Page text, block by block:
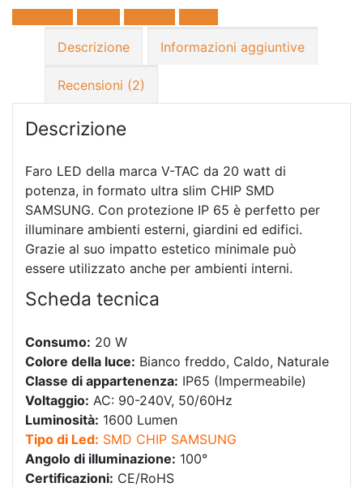
Descrizione
Informazioni aggiuntive
Recensioni (2)
Descrizione
Faro LED della marca V-TAC da 20 watt di
potenza, in formato ultra slim CHIP SMD
SAMSUNG. Con protezione IP 65 è perfetto per
illuminare ambienti esterni, giardini ed edifici.
Grazie al suo impatto estetico minimale può
essere utilizzato anche per ambienti interni.
Scheda tecnica
Consumo: 20 W
Colore della luce: Bianco freddo, Caldo, Naturale
Classe di appartenenza: IP65 (Impermeabile)
Voltaggio: AC: 90-240V, 50/60Hz
Luminosità: 1600 Lumen
Tipo di Led: SMD CHIP SAMSUNG
Angolo di illuminazione: 100°
Certificazioni: CE/RoHS